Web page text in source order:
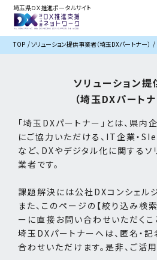
埼玉県ＤＸ推進ポータルサイト
TOP ソリューション提供事業者（埼玉DXパートナー）
ソリューション
（埼玉DXパート
「埼玉DXパートナー」とは、県
にご協力いただける、IT企業・
など、DXやデジタル化に関するソ
業者です。
課題解決には公社DXコンシェル
また、このページの【絞り込み検
ーに直接お問い合わせいただくこ
埼玉DXパートナーへは、匿名・
合わせいただけます。是非、ご活用